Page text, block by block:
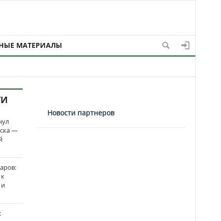
МАТЕРИАЛЫ
—
Новости партнеров